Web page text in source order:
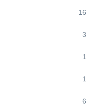
16
3
1
1
6